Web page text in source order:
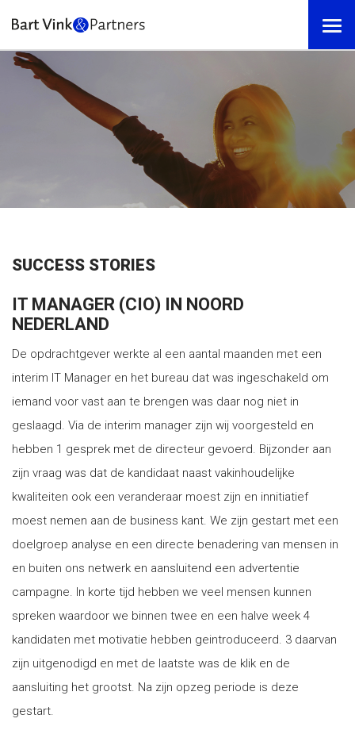
SUCCESS STORIES
IT MANAGER (CIO) IN NOORD
NEDERLAND
De opdrachtgever werkte al een aantal maanden met een
interim IT Manager en het bureau dat was ingeschakeld om
iemand voor vast aan te brengen was daar nog niet in
geslaagd. Via de interim manager zijn wij voorgesteld en
hebben 1 gesprek met de directeur gevoerd. Bijzonder aan
zijn vraag was dat de kandidaat naast vakinhoudelijke
kwaliteiten ook een veranderaar moest zijn en innitiatief
moest nemen aan de business kant. We zijn gestart met een
doelgroep analyse en een directe benadering van mensen in
en buiten ons netwerk en aansluitend een advertentie
campagne. In korte tijd hebben we veel mensen kunnen
spreken waardoor we binnen twee en een halve week 4
kandidaten met motivatie hebben geintroduceerd. 3 daarvan
zijn uitgenodigd en met de laatste was de klik en de
aansluiting het grootst. Na zijn opzeg periode is deze
gestart.